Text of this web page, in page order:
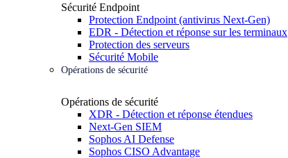
Sécurité Endpoint
Protection Endpoint (antivirus Next-Gen)
EDR - Détection et réponse sur les terminaux
Protection des serveurs
Sécurité Mobile
Opérations de sécurité
Opérations de sécurité
XDR - Détection et réponse étendues
Next-Gen SIEM
Sophos AI Defense
Sophos CISO Advantage